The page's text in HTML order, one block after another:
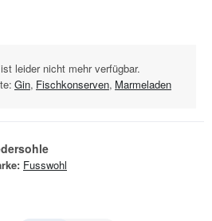
leider nicht mehr verfügbar.
Gin, Fischkonserven, Marmeladen
Fusswohl